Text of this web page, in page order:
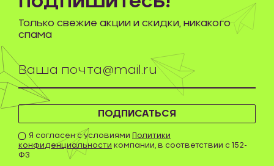
ПОДПИСАТЬСЯ
Я согласен с условиями Политики
конфиденциальности компании, в соответствии с 152-
ФЗ
Только свежие акции и скидки, никакого
спама